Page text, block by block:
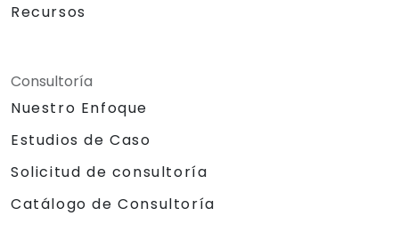
Recursos
Consultoría
Nuestro Enfoque
Estudios de Caso
Solicitud de consultoría
Catálogo de Consultoría